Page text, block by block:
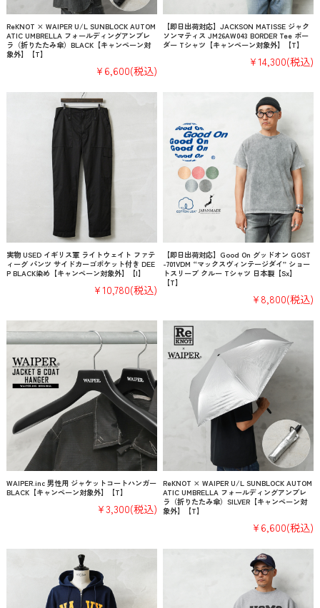
ReKNOT × WAIPER U/L SUNBLOCK AUTOM
ATIC UMBRELLA フォールディングアンブレ
ラ（折りたたみ傘）BLACK【キャンペーン対
象外】【T】
¥6,600(税込)
【即日出荷対応】JACKSON MATISSE ジャク
ソンマティス JM26AW043 BORDER Tee ボー
ダー Tシャツ【キャンペーン対象外】【T】
¥14,300(税込)
実物 USED イギリス軍 ライトウェイト ファテ
ィーグ パンツ サイドカーゴポケット付き DEE
P BLACK染め【キャンペーン対象外】【I】
¥10,780(税込)
【即日出荷対応】Good On グッドオン GOST
-701VDM “マックスヴィンテージダイ” ショー
トスリーブ クルー Tシャツ 日本製【Sx】
【T】
¥8,800(税込)
WAIPER.inc 男性用 ジャケットコートハンガー
BLACK【キャンペーン対象外】【T】
¥3,300(税込)
ReKNOT × WAIPER U/L SUNBLOCK AUTOM
ATIC UMBRELLA フォールディングアンブレ
ラ（折りたたみ傘）SILVER【キャンペーン対
象外】【T】
¥6,600(税込)